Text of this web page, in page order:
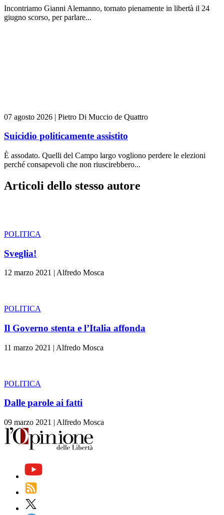
Incontriamo Gianni Alemanno, tornato pienamente in libertà il 24
giugno scorso, per parlare...
07 agosto 2026 | Pietro Di Muccio de Quattro
Suicidio politicamente assistito
È assodato. Quelli del Campo largo vogliono perdere le elezioni
perché consapevoli che non riuscirebbero...
Articoli dello stesso autore
POLITICA
Sveglia!
12 marzo 2021 | Alfredo Mosca
POLITICA
Il Governo stenta e l’Italia affonda
11 marzo 2021 | Alfredo Mosca
POLITICA
Dalle parole ai fatti
09 marzo 2021 | Alfredo Mosca